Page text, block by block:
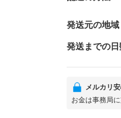
発送元の地域
発送までの日
メルカリ
お金は事務局